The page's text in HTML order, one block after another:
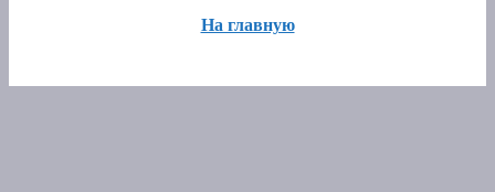
На главную